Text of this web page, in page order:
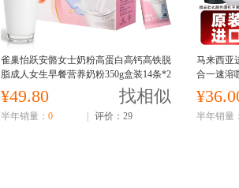
雀巢怡跃安骼女士奶粉高蛋白高钙高铁脱
脂成人女生早餐营养奶粉350g盒装14条*2
5g
¥49.80 找相似
半年销量： 0 评价：29
马来西亚
合一速溶
品提神学
半年销量